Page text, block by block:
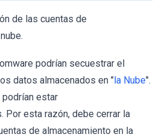
de las cuentas de
podrían secuestrar el
datos almacenados en " la Nube".
estar
Por esta razón, debe cerrar la
de almacenamiento en la